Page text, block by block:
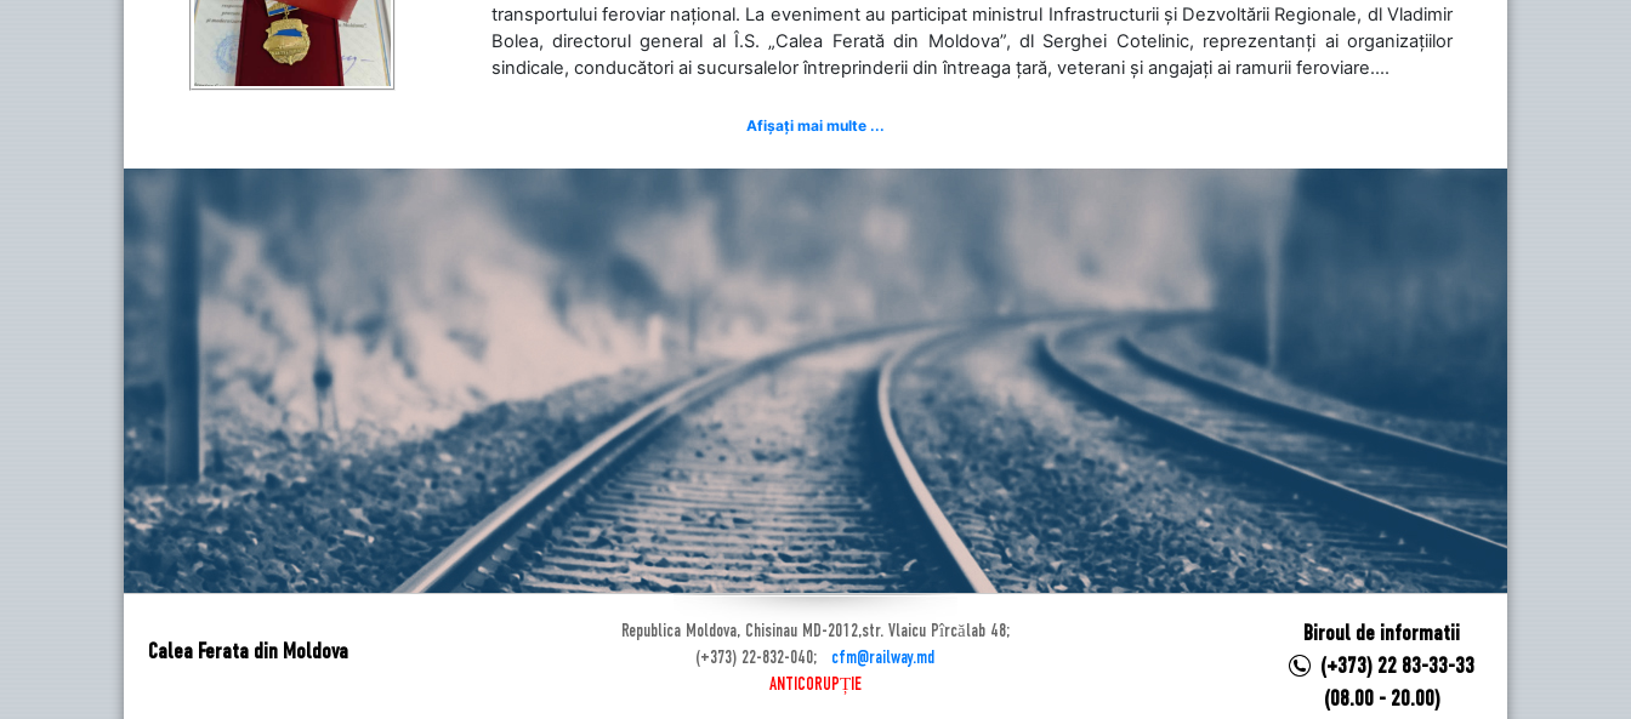
transportului feroviar național. La eveniment au participat ministrul Infrastructurii și Dezvoltării Regionale, dl Vladimir
Bolea, directorul general al Î.S. „Calea Ferată din Moldova”, dl Serghei Cotelinic, reprezentanți ai organizațiilor
sindicale, conducători ai sucursalelor întreprinderii din întreaga țară, veterani și angajați ai ramurii feroviare....
Afișați mai multe ...
Calea Ferata din Moldova
Republica Moldova, Chisinau MD-2012,str. Vlaicu Pîrcălab 48;
(+373) 22-832-040; cfm@railway.md
ANTICORUPȚIE
Biroul de informatii
(+373) 22 83-33-33
(08.00 - 20.00)